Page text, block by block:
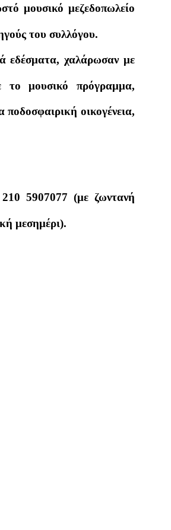
μουσικό μεζεδοπωλείο
του συλλόγου.
εδέσματα, χαλάρωσαν με
το μουσικό πρόγραμμα,
ποδοσφαιρική οικογένεια,
5907077 (με ζωντανή
μεσημέρι).